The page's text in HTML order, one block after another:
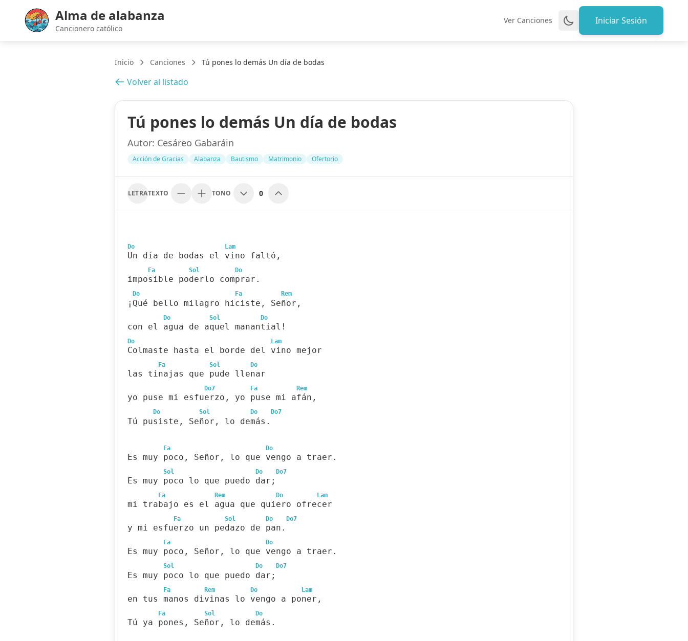
Alma de alabanza
Cancionero católico
Ver Canciones Iniciar Sesión
Inicio Canciones Tú pones lo demás Un día de bodas
Volver al listado
Tú pones lo demás Un día de bodas
Autor: Cesáreo Gabaráin
Acción de Gracias Alabanza Bautismo Matrimonio Ofertorio
LETRATEXTO TONO 0
Do Lam
Un día de bodas el vino faltó,
Fa Sol Do
imposible poderlo comprar.
Do Fa Rem
¡Qué bello milagro hiciste, Señor,
Do Sol Do
con el agua de aquel manantial!
Do Lam
Colmaste hasta el borde del vino mejor
Fa Sol Do
las tinajas que pude llenar
Do7 Fa Rem
yo puse mi esfuerzo, yo puse mi afán,
Do Sol Do Do7
Tú pusiste, Señor, lo demás.
Fa Do
Es muy poco, Señor, lo que vengo a traer.
Sol Do Do7
Es muy poco lo que puedo dar;
Fa Rem Do Lam
mi trabajo es el agua que quiero ofrecer
Fa Sol Do Do7
y mi esfuerzo un pedazo de pan.
Fa Do
Es muy poco, Señor, lo que vengo a traer.
Sol Do Do7
Es muy poco lo que puedo dar;
Fa Rem Do Lam
en tus manos divinas lo vengo a poner,
Fa Sol Do
Tú ya pones, Señor, lo demás.